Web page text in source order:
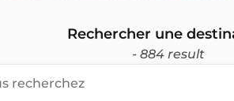
Rechercher une
- 884 result